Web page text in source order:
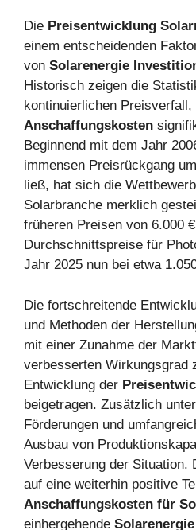
Die Preisentwicklung
einem entscheidenden
von Solarenergie
Historisch zeigen die
kontinuierlichen Preisverfall,
Anschaffungskosten
Beginnend mit dem Jahr
immensen Preisrückgang
ließ, hat sich die
Solarbranche merklich
früheren Preisen von 6.000
Durchschnittspreise für
Jahr 2025 nun bei etwa
Die fortschreitende
und Methoden der
mit einer Zunahme der
verbesserten Wirkungsgrad
Entwicklung der
beigetragen. Zusätzlich
Förderungen und
Ausbau von
Verbesserung der Situation.
auf eine weiterhin positive
Anschaffungskosten für
einhergehende